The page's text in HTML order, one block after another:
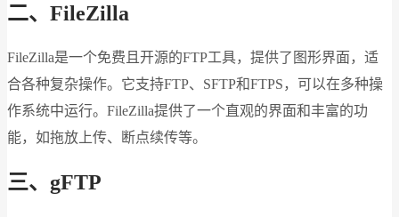
二、FileZilla
FileZilla是一个免费且开源的FTP工具，提供了图形界面，适
合各种复杂操作。它支持FTP、SFTP和FTPS，可以在多种操
作系统中运行。FileZilla提供了一个直观的界面和丰富的功
能，如拖放上传、断点续传等。
三、gFTP